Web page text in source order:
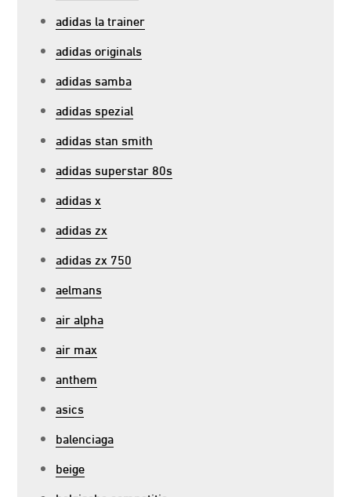
adidas la trainer
adidas originals
adidas samba
adidas spezial
adidas stan smith
adidas superstar 80s
adidas x
adidas zx
adidas zx 750
aelmans
air alpha
air max
anthem
asics
balenciaga
beige